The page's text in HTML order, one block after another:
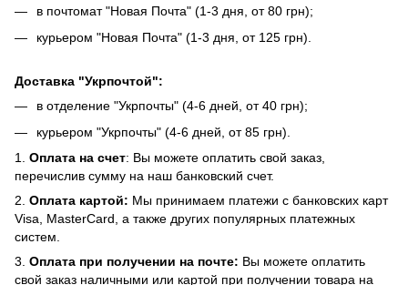
в почтомат "Новая Почта" (1-3 дня, от 80 грн);
курьером "Новая Почта" (1-3 дня, от 125 грн).
Доставка "Укрпочтой":
в отделение "Укрпочты" (4-6 дней, от 40 грн);
курьером "Укрпочты" (4-6 дней, от 85 грн).
1. Оплата на счет: Вы можете оплатить свой заказ,
перечислив сумму на наш банковский счет.
2. Оплата картой: Мы принимаем платежи с банковских карт
Visa, MasterCard, а также других популярных платежных
систем.
3. Оплата при получении на почте: Вы можете оплатить
свой заказ наличными или картой при получении товара на